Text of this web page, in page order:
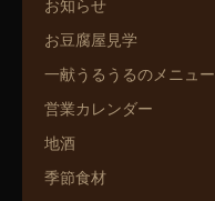
お知らせ
お豆腐屋見学
一献うるうるのメニュー
営業カレンダー
地酒
季節食材